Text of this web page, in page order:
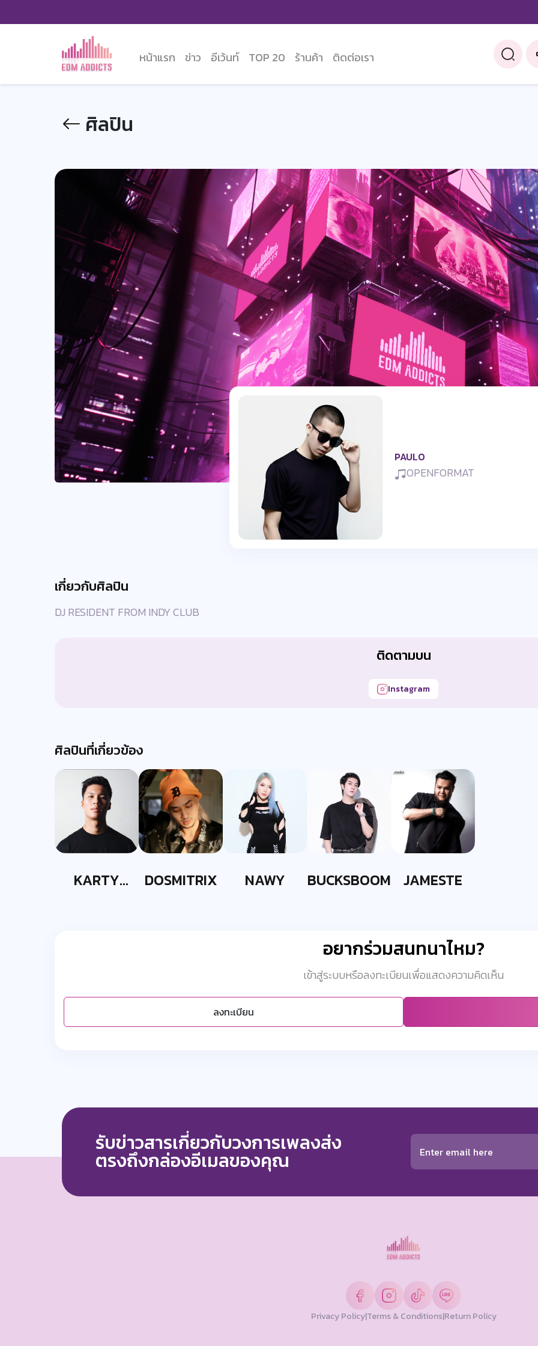
หน้าแรก ข่าว อีเว้นท์ TOP 20 ร้านค้า ติดต่อเรา
ศิลปิน
PAULO
OPENFORMAT
เกี่ยวกับศิลปิน
DJ RESIDENT FROM INDY CLUB
ติดตามบน
Instagram
ศิลปินที่เกี่ยวข้อง
KARTY DOSMITRIX NAWY BUCKSBOOM JAMESTE
อยากร่วมสนทนาไหม?
เข้าสู่ระบบหรือลงทะเบียนเพื่อแสดงความคิดเห็น
ลงทะเบียน
รับข่าวสารเกี่ยวกับวงการเพลงส่ง
ตรงถึงกล่องอีเมลของคุณ
Privacy Policy|Terms & Conditions|Return Policy